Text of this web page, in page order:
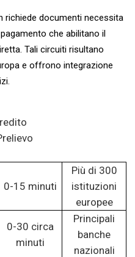
richiede documenti necessita
che abilitano il
Tali circuiti risultano
e offrono integrazione
0-15 minuti
Più di 300
istituzioni
europee
0-30 circa
minuti
Principali
banche
nazionali